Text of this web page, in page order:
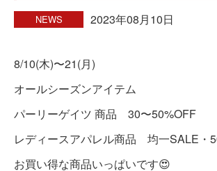
NEWS 2023年08月10日
8/10(木)〜21(月)
オールシーズンアイテム
パーリーゲイツ 商品 30〜50%OFF
レディースアパレル商品 均一SALE・
お買い得な商品いっぱいです😍